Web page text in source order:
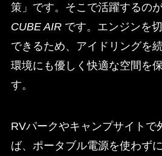
策」です。そこで活躍するの
CUBE AIRです。エンジンを
できるため、アイドリングを
環境にも優しく快適な空間を
す。
RVパークやキャンプサイトで
ば、ポータブル電源を使わず